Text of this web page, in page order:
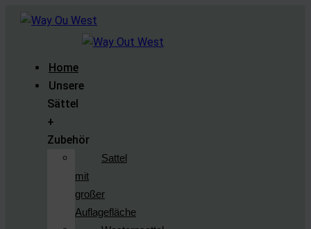
Home
Unsere
Sättel
+
Zubehör
Sattel
mit
großer
Auflagefläche